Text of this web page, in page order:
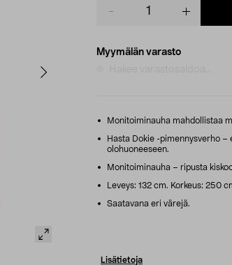
Myymälän varasto
Monitoiminauha mahdollistaa
Hasta Dokie -pimennysverho
olohuoneeseen.
Monitoiminauha – ripusta
Leveys: 132 cm. Korkeus: 250
Saatavana eri värejä.
Lisätietoja